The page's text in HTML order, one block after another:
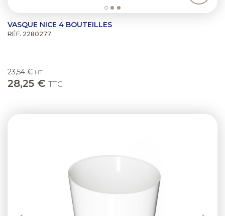
VASQUE NICE 4 BOUTEILLES
RÉF. 2280277
23,54 € HT
28,25 € TTC